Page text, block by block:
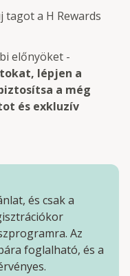
a H Rewards
előnyöket -
lépjen a
a még
és exkluzív
és csak a
Az
foglalható, és a